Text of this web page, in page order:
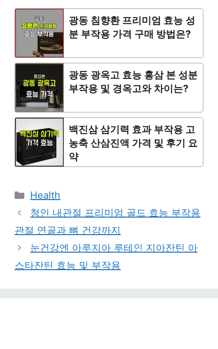
광동 침향환 프리미엄 효능 성
분 부작용 가격 구매 방법은?
광동 광옥고 효능 홍삼 본 성분
부작용 및 경옥고와 차이는?
백진삼 삼기력 효과 부작용 고
농축 산삼진액 가격 및 후기 요
약
Categories
Health
청인 내관절 프리미엄 골드 효능 부작용
관절 연골과 뼈 건강까지
눈건강엔 아루지아 루테인 지아잔틴 아
스타잔틴 효능 및 부작용